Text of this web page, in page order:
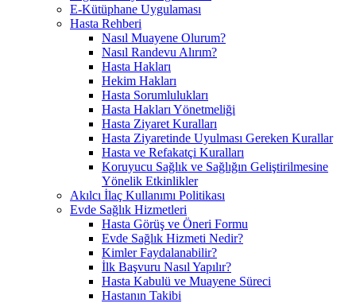
E-Kütüphane Uygulaması
Hasta Rehberi
Nasıl Muayene Olurum?
Nasıl Randevu Alırım?
Hasta Hakları
Hekim Hakları
Hasta Sorumlulukları
Hasta Hakları Yönetmeliği
Hasta Ziyaret Kuralları
Hasta Ziyaretinde Uyulması Gereken Kurallar
Hasta ve Refakatçi Kuralları
Koruyucu Sağlık ve Sağlığın Geliştirilmesine
Yönelik Etkinlikler
Akılcı İlaç Kullanımı Politikası
Evde Sağlık Hizmetleri
Hasta Görüş ve Öneri Formu
Evde Sağlık Hizmeti Nedir?
Kimler Faydalanabilir?
İlk Başvuru Nasıl Yapılır?
Hasta Kabulü ve Muayene Süreci
Hastanın Takibi